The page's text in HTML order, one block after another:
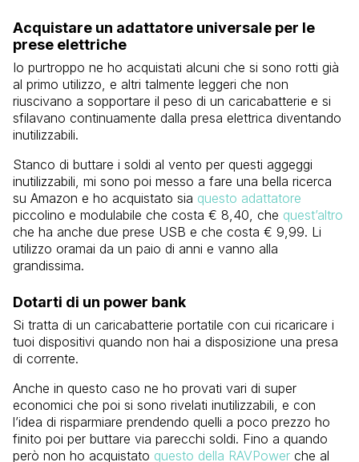
Acquistare un adattatore universale per le
prese elettriche
Io purtroppo ne ho acquistati alcuni che si sono rotti già
al primo utilizzo, e altri talmente leggeri che non
riuscivano a sopportare il peso di un caricabatterie e si
sfilavano continuamente dalla presa elettrica diventando
inutilizzabili.
Stanco di buttare i soldi al vento per questi aggeggi
inutilizzabili, mi sono poi messo a fare una bella ricerca
su Amazon e ho acquistato sia questo adattatore
piccolino e modulabile che costa € 8,40, che quest’altro
che ha anche due prese USB e che costa € 9,99. Li
utilizzo oramai da un paio di anni e vanno alla
grandissima.
Dotarti di un power bank
Si tratta di un caricabatterie portatile con cui ricaricare i
tuoi dispositivi quando non hai a disposizione una presa
di corrente.
Anche in questo caso ne ho provati vari di super
economici che poi si sono rivelati inutilizzabili, e con
l’idea di risparmiare prendendo quelli a poco prezzo ho
finito poi per buttare via parecchi soldi. Fino a quando
però non ho acquistato questo della RAVPower che al